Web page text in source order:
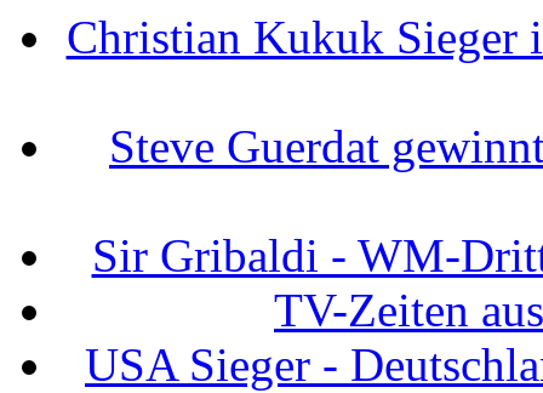
Christian Kukuk
Steve Guerdat
Sir Gribaldi - WM-
TV-Zeiten
USA Sieger -